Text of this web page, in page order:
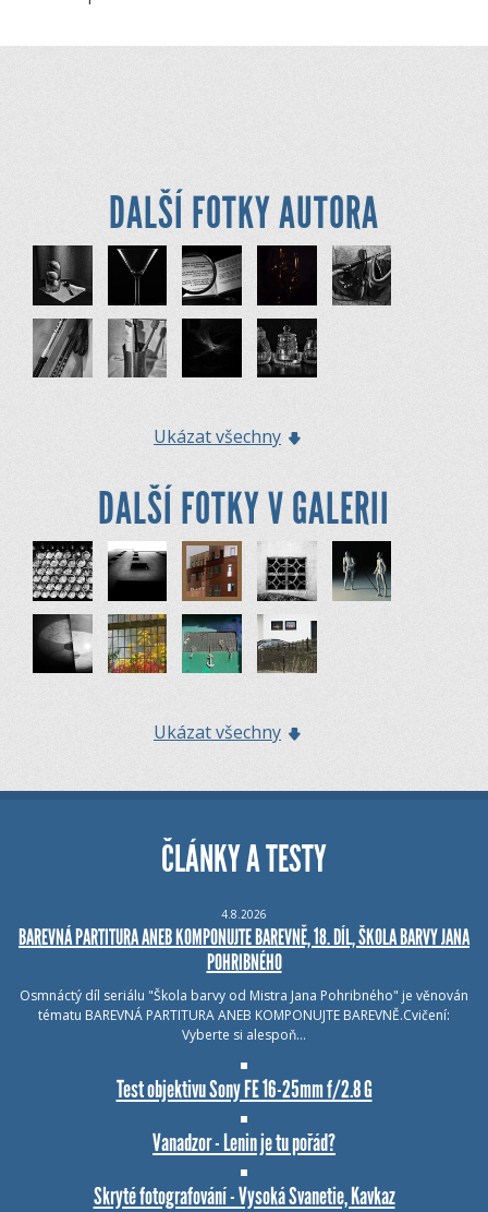
DALŠÍ FOTKY AUTORA
Ukázat všechny
DALŠÍ FOTKY V GALERII
Ukázat všechny
ČLÁNKY A TESTY
4.8.2026
BAREVNÁ PARTITURA ANEB KOMPONUJTE BAREVNĚ, 18. DÍL, ŠKOLA BARVY JANA
POHRIBNÉHO
Osmnáctý díl seriálu "Škola barvy od Mistra Jana Pohribného" je věnován
tématu BAREVNÁ PARTITURA ANEB KOMPONUJTE BAREVNĚ.Cvičení:
Vyberte si alespoň…
Test objektivu Sony FE 16-25mm f/2.8 G
Vanadzor - Lenin je tu pořád?
Skryté fotografování - Vysoká Svanetie, Kavkaz